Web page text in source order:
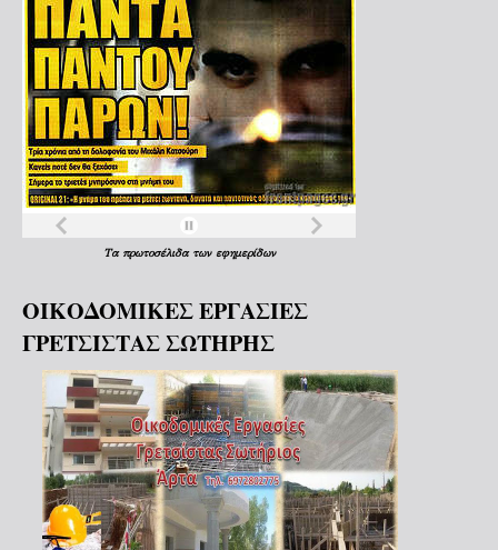
Τα πρωτοσέλιδα των εφημερίδων
ΟΙΚΟΔΟΜΙΚΕΣ ΕΡΓΑΣΙΕΣ
ΓΡΕΤΣΙΣΤΑΣ ΣΩΤΗΡΗΣ